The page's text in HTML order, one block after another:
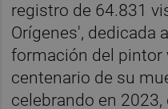
registro de 64.831
Orígenes', dedicada
formación del pintor
centenario de su
celebrando en